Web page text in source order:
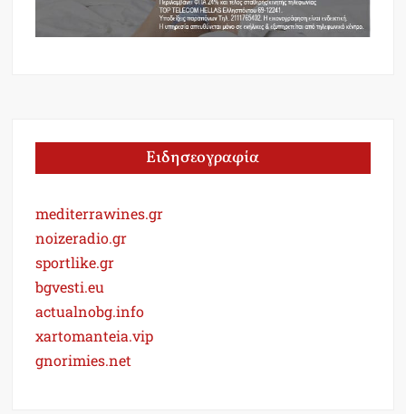
Ειδησεογραφία
mediterrawines.gr
noizeradio.gr
sportlike.gr
bgvesti.eu
actualnobg.info
xartomanteia.vip
gnorimies.net